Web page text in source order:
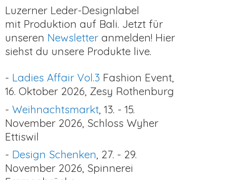
Luzerner Leder-Designlabel
mit Produktion auf Bali. Jetzt für
unseren Newsletter anmelden! Hier
siehst du unsere Produkte live.
- Ladies Affair Vol.3 Fashion Event,
16. Oktober 2026, Zesy Rothenburg
- Weihnachtsmarkt , 13. - 15.
November 2026, Schloss Wyher
Ettiswil
- Design Schenken , 27. - 29.
November 2026, Spinnerei